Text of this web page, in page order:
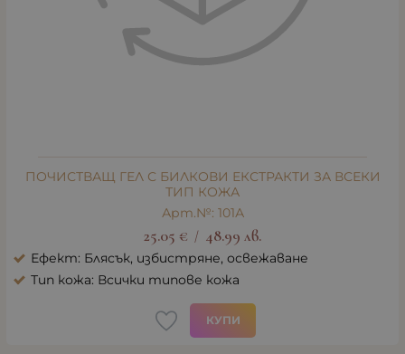
ПОЧИСТВАЩ ГЕЛ С БИЛКОВИ ЕКСТРАКТИ ЗА ВСЕКИ
ТИП КОЖА
Арт.№: 101А
25.05 € / 48.99 лв.
Ефект: Блясък, избистряне, освежаване
Тип кожа: Всички типове кожа
КУПИ